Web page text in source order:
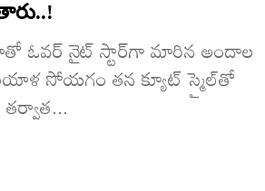
ఓవ‌ర్ నైట్ స్టార్‌గా మారిన అందాల
సోయ‌గం త‌న క్యూట్ స్మైల్‌తో